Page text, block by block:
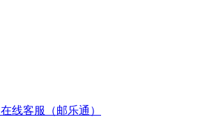
在线客服（邮乐通）